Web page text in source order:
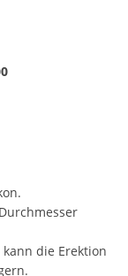
die Erektion